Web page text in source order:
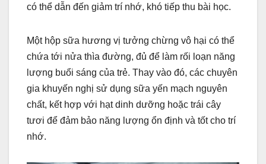
có thể dẫn đến giảm trí nhớ, khó tiếp thu bài học.
Một hộp sữa hương vị tưởng chừng vô hại có thể
chứa tới nửa thìa đường, đủ để làm rối loạn năng
lượng buổi sáng của trẻ. Thay vào đó, các chuyên
gia khuyến nghị sử dụng sữa yến mạch nguyên
chất, kết hợp với hạt dinh dưỡng hoặc trái cây
tươi để đảm bảo năng lượng ổn định và tốt cho trí
nhớ.